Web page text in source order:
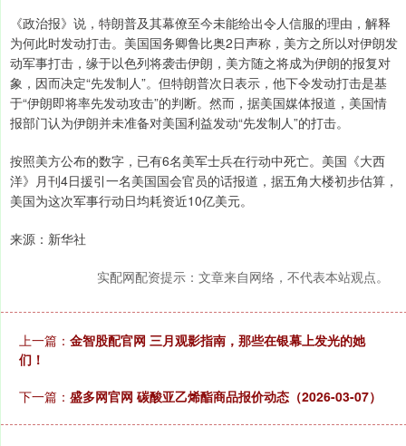
《政治报》说，特朗普及其幕僚至今未能给出令人信服的理由，解释
为何此时发动打击。美国国务卿鲁比奥2日声称，美方之所以对伊朗发
动军事打击，缘于以色列将袭击伊朗，美方随之将成为伊朗的报复对
象，因而决定“先发制人”。但特朗普次日表示，他下令发动打击是基
于“伊朗即将率先发动攻击”的判断。然而，据美国媒体报道，美国情
报部门认为伊朗并未准备对美国利益发动“先发制人”的打击。
按照美方公布的数字，已有6名美军士兵在行动中死亡。美国《大西
洋》月刊4日援引一名美国国会官员的话报道，据五角大楼初步估算，
美国为这次军事行动日均耗资近10亿美元。
来源：新华社
实配网配资提示：文章来自网络，不代表本站观点。
上一篇： 金智股配官网 三月观影指南，那些在银幕上发光的她
们！
下一篇： 盛多网官网 碳酸亚乙烯酯商品报价动态（2026-03-07）